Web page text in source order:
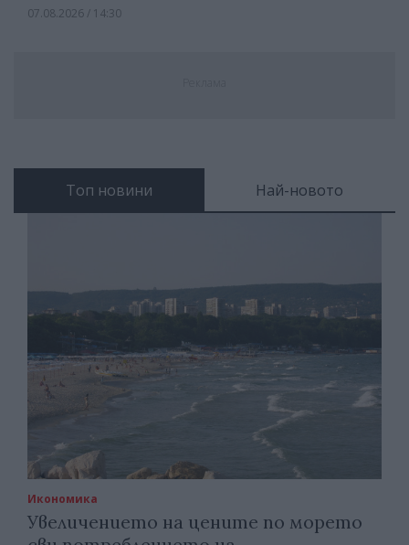
07.08.2026 / 14:30
Топ новини Най-новото
Икономика
Увеличението на цените по морето